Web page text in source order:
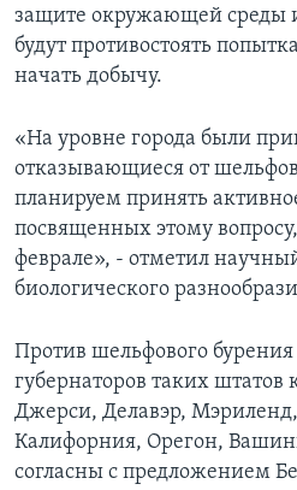
защите окружающей среды
будут противостоять
начать добычу.
«На уровне города были
отказывающиеся от
планируем принять
посвященных этому
феврале», - отметил
биологического
Против шельфового
губернаторов таких
Джерси, Делавэр,
Калифорния, Орегон,
согласны с предложением